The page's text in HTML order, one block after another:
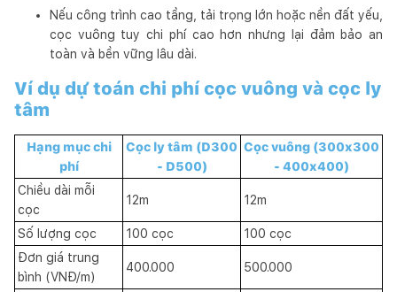
Nếu công trình cao tầng, tải trọng lớn hoặc nền đất yếu,
cọc vuông tuy chi phí cao hơn nhưng lại đảm bảo an
toàn và bền vững lâu dài.
Ví dụ dự toán chi phí cọc vuông và cọc ly
tâm
Hạng mục chi
phí
Cọc ly tâm (D300
- D500)
Cọc vuông (300x300
- 400x400)
Chiều dài mỗi
cọc
12m 12m
Số lượng cọc 100 cọc
100 cọc
Đơn giá trung
bình (VNĐ/m)
400.000 500.000